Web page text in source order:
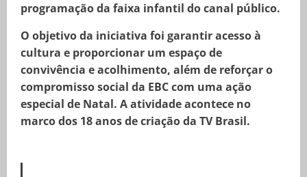
programação da faixa infantil do canal público.
O objetivo da iniciativa foi garantir acesso à
cultura e proporcionar um espaço de
convivência e acolhimento, além de reforçar o
compromisso social da EBC com uma ação
especial de Natal. A atividade acontece no
marco dos 18 anos de criação da TV Brasil.